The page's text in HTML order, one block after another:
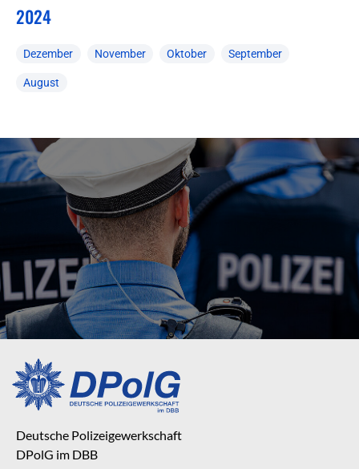
2024
Dezember November Oktober September
August
Deutsche Polizeigewerkschaft
DPolG im DBB